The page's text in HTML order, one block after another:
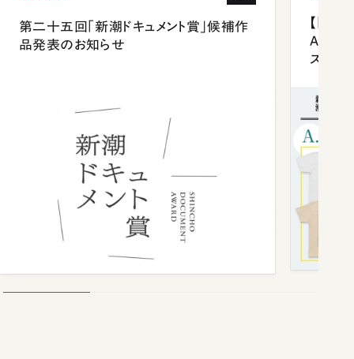
第二十五回「新潮ドキュメント賞」候補作
品発表のお知らせ
【「新
ズプレ